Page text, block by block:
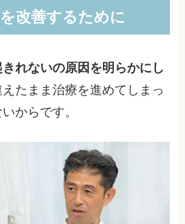
改善するために
れないの原因を明らかにし
たまま治療を進めてしまっ
からです。